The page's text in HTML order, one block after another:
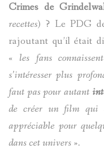
Crimes de
recettes) ? Le PDG
rajoutant qu’il était
« les fans
s’intéresser plus
faut pas pour autant
de créer un film qui
appréciable pour
dans cet univers ».